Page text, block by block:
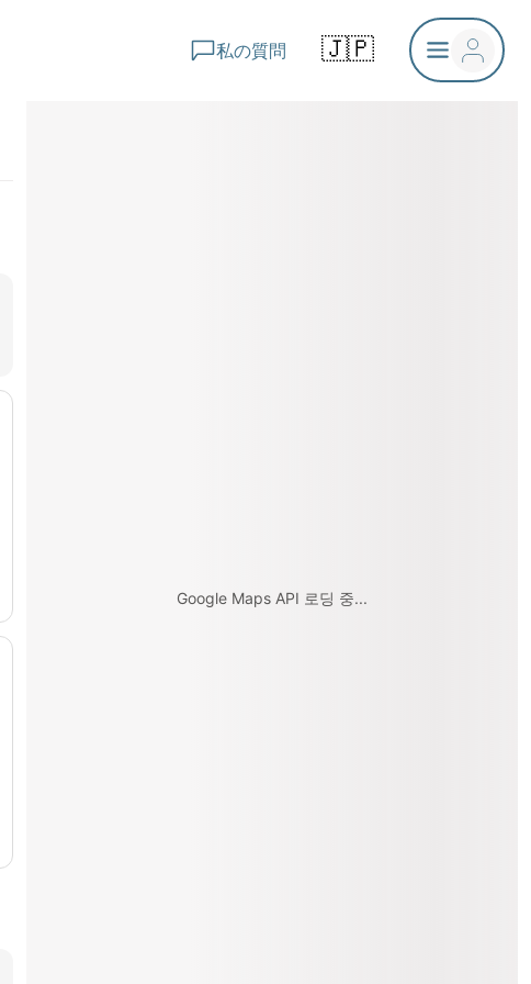
私の質問 🇯🇵
Google Maps API 로딩 중...